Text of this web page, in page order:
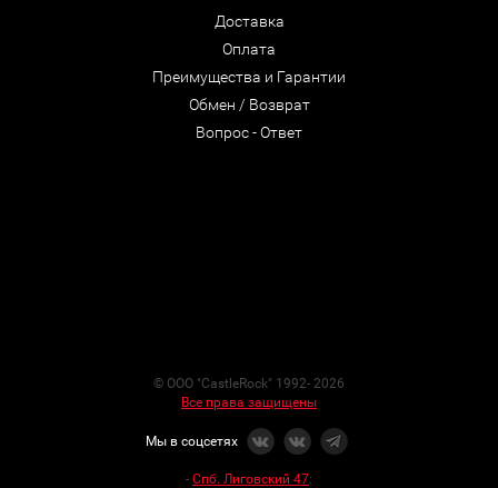
Доставка
Оплата
Преимущества и Гарантии
Обмен / Возврат
Вопрос - Ответ
© ООО "CastleRock" 1992- 2026
Все права защищены
Мы в соцсетях
- Спб. Лиговский 47: